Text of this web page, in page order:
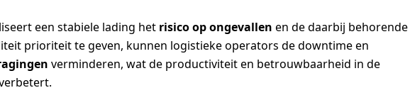
een stabiele lading het risico op ongevallen en de daarbij behorende
prioriteit te geven, kunnen logistieke operators de downtime en
verminderen, wat de productiviteit en betrouwbaarheid in de